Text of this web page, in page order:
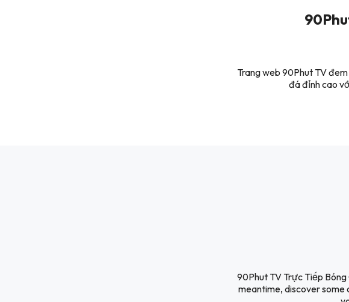
Trang web 90Phut TV
đá đỉnh cao
90Phut TV Trực Tiếp
meantime, discover